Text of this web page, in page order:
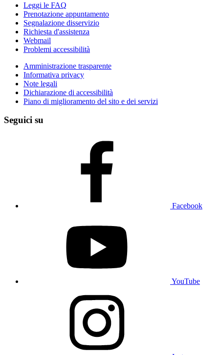
Leggi le FAQ
Prenotazione appuntamento
Segnalazione disservizio
Richiesta d'assistenza
Webmail
Problemi accessibilità
Amministrazione trasparente
Informativa privacy
Note legali
Dichiarazione di accessibilità
Piano di miglioramento del sito e dei servizi
Seguici su
Facebook
YouTube